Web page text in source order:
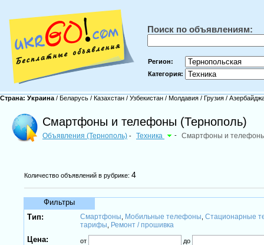
Поиск по объявлениям:
Регион:
Категория:
Страна: Украина / Беларусь / Казахстан / Узбекистан / Молдавия / Грузия /
Смартфоны и телефоны (Тернополь)
Объявления (Тернополь) - Техника - Смартфоны и
Количество объявлений в рубрике: 4
Фильтры
Тип:
Смартфоны Мобильные телефоны Стационарные
тарифы
Ремонт / прошивка
Цена: от до